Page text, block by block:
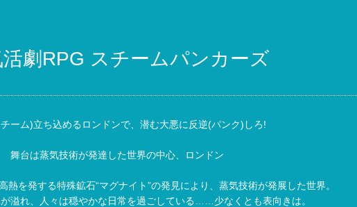
劇RPG スチームパンカーズ
ーム)立ち込めるロンドンで、潜む大悪に反逆(パンク)しろ!
舞台は蒸気技術が発達した世界の中心、ロンドン
熱を発する特殊鉱石“マグナイト”の発見により、蒸気技術が発展した世界。
溢れ、人々は穏やかな日常を過ごしている……少なくとも表向きは。